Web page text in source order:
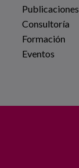
Publicaciones
Consultoría
Formación
Eventos